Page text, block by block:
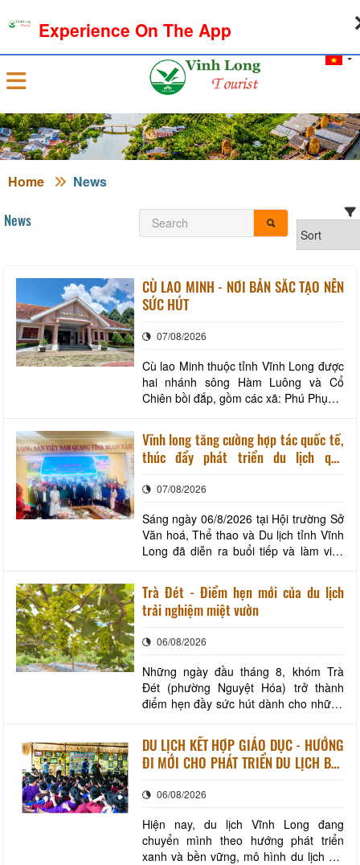
Sign in
Home News
News
CÙ LAO MINH - NƠI BẢN SẮC TẠO NÊN
SỨC HÚT
07/08/2026
Cù lao Minh thuộc tỉnh Vĩnh Long được
hai nhánh sông Hàm Luông và Cổ
Chiên bồi đắp, gồm các xã: Phú Phụng,
Trung, Phước Mỹ Trung, Tân Thành
Bình, Nhuận Phú Tân, Đồng Khởi, Mỏ
Cày, Thành Thới, An Định, Hương Mỹ,
Qui, Thạnh Hải, T
Vĩnh long tăng cường hợp tác quốc tế,
thúc đẩy phát triển du lịch qua
tác huyện Sunchang (Hàn quốc)
07/08/2026
Sáng ngày 06/8/2026 tại Hội trường Sở
Văn hoá, Thể thao và Du lịch tỉnh Vĩnh
Long đã diễn ra buổi tiếp và làm việc
Sunchang, tỉnh Jeonbuk (Hàn Quốc).
Đây là hoạt đối ngoại có ý nghĩa quan
trọng nhằm tăng cường mối quan hệ
Vĩ
Trà Đét - Điểm hẹn mới của du lịch
trải nghiệm miệt vườn
06/08/2026
Những ngày đầu tháng 8, khóm Trà
Đét (phường Nguyệt Hóa) trở thành
điểm hẹn đầy sức hút dành cho những
phá thiên nhiên mà không cần phải đi
xa, ngay tại vùng đất yên bình này của
Vĩnh Long, du khách đã có thể hòa
xanh mát với
DU LỊCH KẾT HỢP GIÁO DỤC - HƯỚNG
ĐI MỚI CHO PHÁT TRIỂN DU LỊCH BỀN
06/08/2026
Hiện nay, du lịch Vĩnh Long đang
chuyển mình theo hướng phát triển
xanh và bền vững, mô hình du lịch kết
Experience On The App